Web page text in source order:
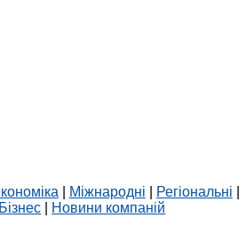
Міжнародні Регіональні
Бізнес Новини компаній